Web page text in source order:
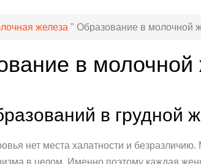
железа " Образование в молочной
в молочной
в грудной
нет места халатности и
в целом. Именно поэтому каждая